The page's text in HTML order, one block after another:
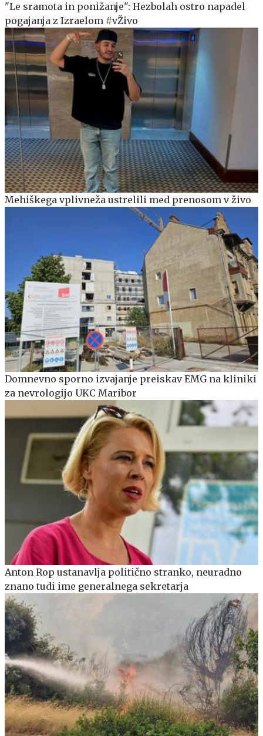
"Le sramota in ponižanje": Hezbolah ostro napadel
pogajanja z Izraelom #vŽivo
Mehiškega vplivneža ustrelili med prenosom v živo
Domnevno sporno izvajanje preiskav EMG na kliniki
za nevrologijo UKC Maribor
Anton Rop ustanavlja politično stranko, neuradno
znano tudi ime generalnega sekretarja